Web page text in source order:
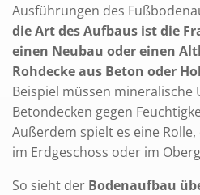
Ausführungen des
die Art des Aufbaus ist die
einen Neubau oder einen
Rohdecke aus Beton oder
Beispiel müssen mineralische
Betondecken gegen
Außerdem spielt es eine
im Erdgeschoss oder im
So sieht der Bodenaufbau